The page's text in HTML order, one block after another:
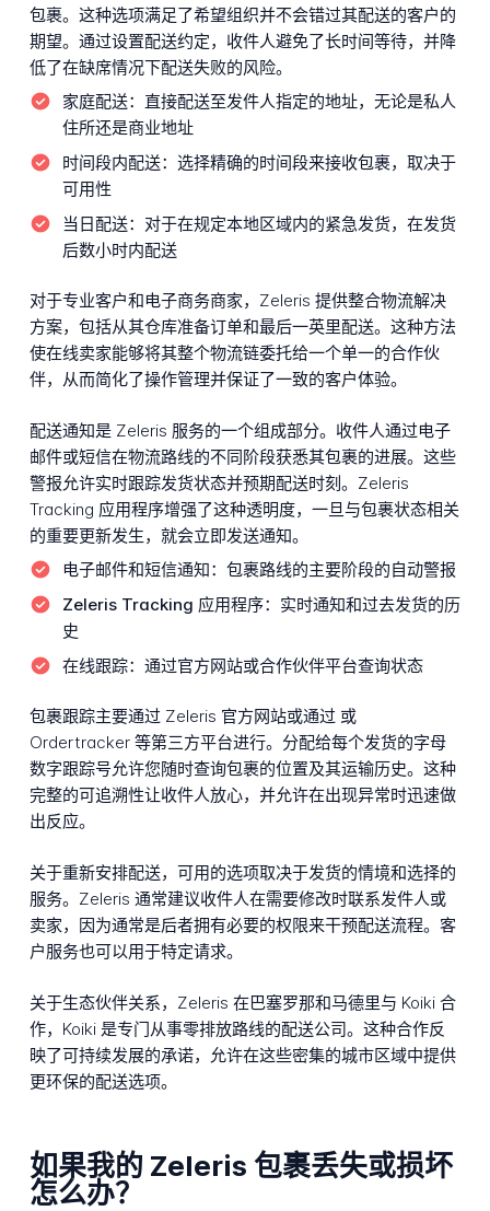
包裹。这种选项满足了希望组织并不会错过其配送的客户的
期望。通过设置配送约定，收件人避免了长时间等待，并降
低了在缺席情况下配送失败的风险。
家庭配送： 直接配送至发件人指定的地址，无论是私人
住所还是商业地址
时间段内配送： 选择精确的时间段来接收包裹，取决于
可用性
当日配送： 对于在规定本地区域内的紧急发货，在发货
后数小时内配送
对于专业客户和电子商务商家，Zeleris 提供整合物流解决
方案，包括从其仓库准备订单和最后一英里配送。这种方法
使在线卖家能够将其整个物流链委托给一个单一的合作伙
伴，从而简化了操作管理并保证了一致的客户体验。
配送通知是 Zeleris 服务的一个组成部分。收件人通过电子
邮件或短信在物流路线的不同阶段获悉其包裹的进展。这些
警报允许实时跟踪发货状态并预期配送时刻。Zeleris
Tracking 应用程序增强了这种透明度，一旦与包裹状态相关
的重要更新发生，就会立即发送通知。
电子邮件和短信通知： 包裹路线的主要阶段的自动警报
Zeleris Tracking 应用程序： 实时通知和过去发货的历
史
在线跟踪： 通过官方网站或合作伙伴平台查询状态
包裹跟踪主要通过 Zeleris 官方网站或通过 或
Ordertracker 等第三方平台进行。分配给每个发货的字母
数字跟踪号允许您随时查询包裹的位置及其运输历史。这种
完整的可追溯性让收件人放心，并允许在出现异常时迅速做
出反应。
关于重新安排配送，可用的选项取决于发货的情境和选择的
服务。Zeleris 通常建议收件人在需要修改时联系发件人或
卖家，因为通常是后者拥有必要的权限来干预配送流程。客
户服务也可以用于特定请求。
关于生态伙伴关系，Zeleris 在巴塞罗那和马德里与 Koiki 合
作，Koiki 是专门从事零排放路线的配送公司。这种合作反
映了可持续发展的承诺，允许在这些密集的城市区域中提供
更环保的配送选项。
如果我的 Zeleris 包裹丢失或损坏
怎么办？